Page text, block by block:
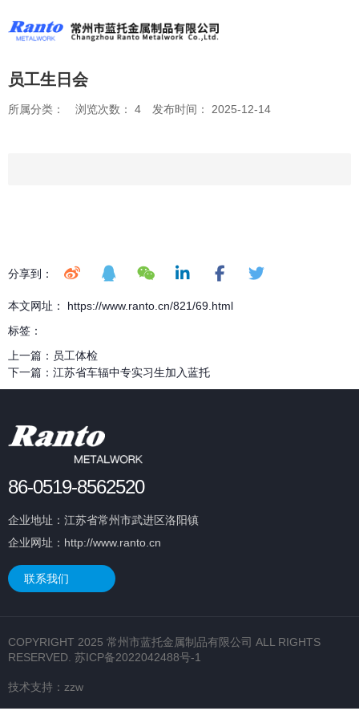
员工生日会
所属分类： 浏览次数： 4 发布时间： 2025-12-14
分享到：
本文网址： https://www.ranto.cn/821/69.html
标签：
上一篇： 员工体检
下一篇： 江苏省车辐中专实习生加入蓝托
86-0519-8562520
企业地址：江苏省常州市武进区洛阳镇
企业网址：http://www.ranto.cn
联系我们
COPYRIGHT 2025 常州市蓝托金属制品有限公司 ALL RIGHTS
RESERVED. 苏ICP备2022042488号-1
技术支持： zzw